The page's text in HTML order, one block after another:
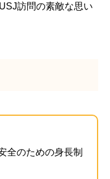
訪問の素敵な思い
全のための身長制